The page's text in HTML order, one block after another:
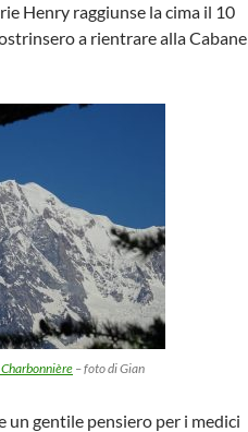
Henry raggiunse la cima il 10
a rientrare alla Cabane
Charbonnière – foto di Gian
un gentile pensiero per i medici